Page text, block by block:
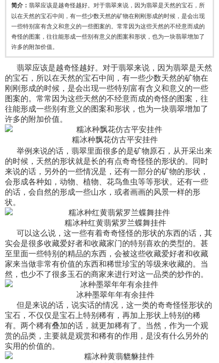
简介： 翡翠应该是越奇怪越好。对于翡翠来说，因为翡翠是天然的宝石，所
以在天然的宝石中间，有一些少数天然的矿物在刚刚形成的时候，是会出现
一些特别富有含义和意义的一些图案的。常常因为这些天然的不经意而成的
奇怪的图案，往往能形成一些别有意义的图案和形状，也为一块翡翠增加了
许多的附加价值。
翡翠应该是越奇怪越好。对于翡翠来说，因为翡翠是天然
的宝石，所以在天然的宝石中间，有一些少数天然的矿物在
刚刚形成的时候，是会出现一些特别富有含义和意义的一些
图案的。常常因为这些天然的不经意而成的奇怪的图案，往
往能形成一些别有意义的图案和形状，也为一块翡翠增加了
许多的附加价值。
糯冰种飘花仿古平安挂件
举例来说的话，翡翠里面很多的是矿物原石，从开采出来
的时候，天然的形状就是长的有点奇奇怪怪的形状的。同时
来说的话，另外的一些情况是，还有一部分的矿物的形状，
会形成各种如，动物、植物、花鸟鱼虫等等形状。还有一些
的话，会自然的形成一些山水，或者画画的风景一样的形
状。
糯冰种红黄翡紫罗兰蝶舞挂件
可以这么说，这一些有着奇奇怪怪的形状的东西的话，其
实会是很多收藏爱好者和收藏家门的特别喜欢的类型的。甚
至里面一些特别的精品的东西，会被这些收藏爱好者和收藏
家来当做非常有价值的东西和稀世珍宝的等级来收藏的。当
然，也少不了很多玉石的商家来进行对这一品类的炒作的。
冰种墨翠年年有余挂件
但是来说的话，说实话的情况，这一类的奇奇怪怪形状的
宝石，不仅仅是宝石上特别稀有，再加上形状上特别的稀
有。两个稀有叠加的话，就更加稀有了。当然，作为一个观
赏的品类，主要就是观赏和稀有的作用，是没有什么另外的
实用的价值的。